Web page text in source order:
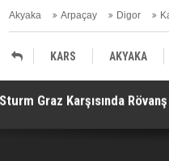
Akyaka Arpaçay Digor
Kars Gündem
KARS AKYAKA
SELİM SUSUZ
Şam’da Diplomasi ve